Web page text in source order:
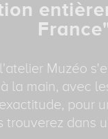
Muzéo
la main, avec
pour
trouverez dans